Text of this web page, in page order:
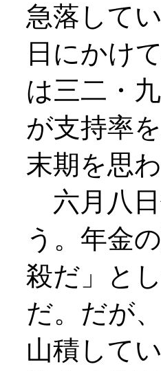
急落して
日にかけ
は三二・
が支持率
末期を思
六月八日
う。年金
殺だ」と
だ。だが
山積してい